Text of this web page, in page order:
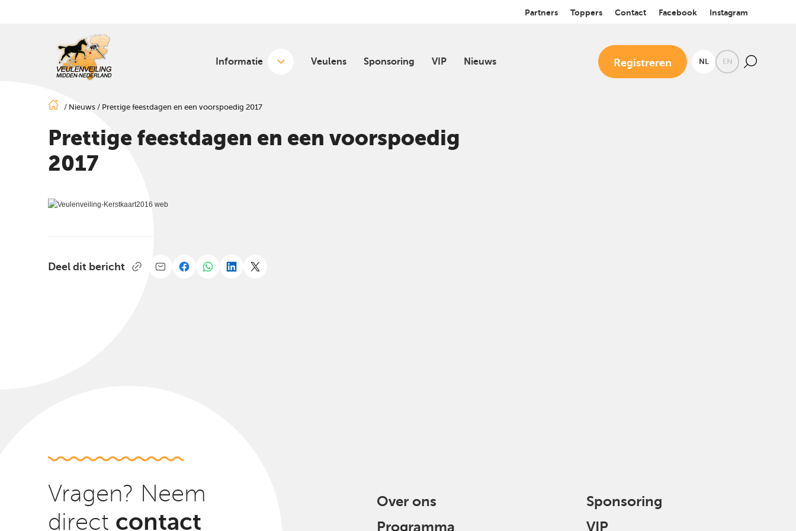
Partners Toppers Contact Facebook Instagram
Informatie Veulens Sponsoring VIP Nieuws Registreren NL EN
/ Nieuws/ Prettige feestdagen en een voorspoedig 2017
Prettige feestdagen en een voorspoedig
2017
Deel dit bericht
Vragen? Neem
direct contact
Over ons
Programma
Sponsoring
VIP